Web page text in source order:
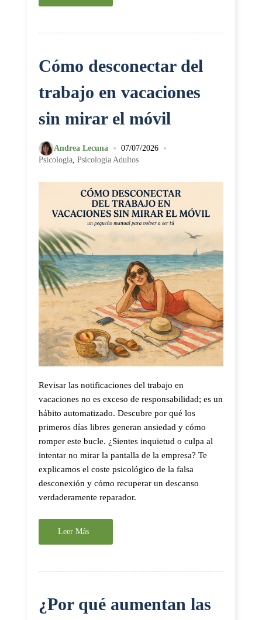
Cómo desconectar del
trabajo en vacaciones
sin mirar el móvil
Andrea Lecuna • 07/07/2026 •
Psicología, Psicología Adultos
Revisar las notificaciones del trabajo en
vacaciones no es exceso de responsabilidad; es un
hábito automatizado. Descubre por qué los
primeros días libres generan ansiedad y cómo
romper este bucle. ¿Sientes inquietud o culpa al
intentar no mirar la pantalla de la empresa? Te
explicamos el coste psicológico de la falsa
desconexión y cómo recuperar un descanso
verdaderamente reparador.
Leer Más
¿Por qué aumentan las